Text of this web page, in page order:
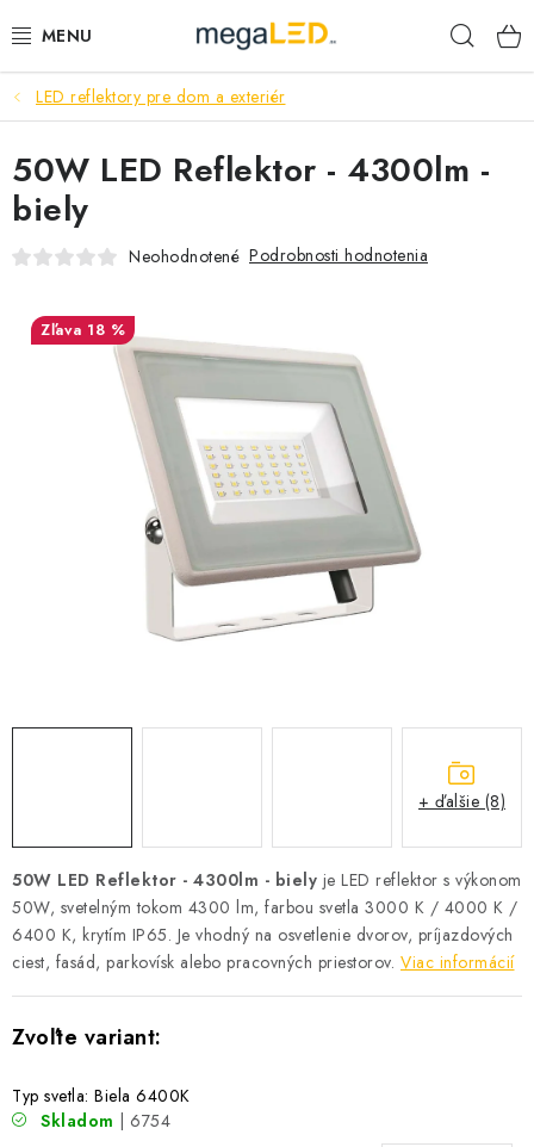
na
PRIEMYSEL
SVIETIDLÁ
ŽIAROVKY A TRUBICE
ELEKTROMATERIÁL
VENTILÁTORY
SAMSUNG SVIETIDLÁ
SOLÁRNE SYSTÉMY
SEZÓNNE VÝPREDAJE POĽNOPOTREBY
OBCHODNÉ PODMIENKY
O NÁS - MEGALED & JANTON ZÁKAMENNÉ
Reklamácie a formulár na odstúpenie od zmluvy
Obchodné podmienky
Podmienky ochrany osobných údajov
Zľavy pre profíkov
LED reflektory pre dom a exteriér
50W LED Reflektor - 4300lm - biely je LED reflektor s výkonom
50W, svetelným tokom 4300 lm, farbou svetla 3000 K / 4000 K /
6400 K, krytím IP65. Je vhodný na osvetlenie dvorov, príjazdových
ciest, fasád, parkovísk alebo pracovných priestorov. Viac informácií
Typ svetla: Biela 6400K
Skladom
| 6754
50W LED Reflektor - 4300lm -
biely
Neohodnotené Podrobnosti hodnotenia
18 %
+ ďalšie (8)